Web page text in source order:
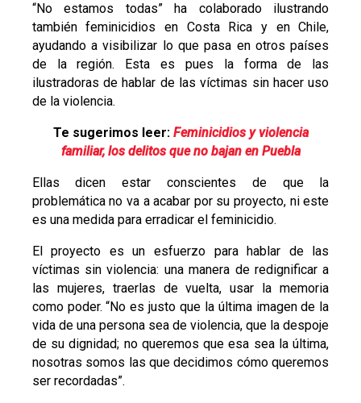
“No estamos todas” ha colaborado ilustrando
también feminicidios en Costa Rica y en Chile,
ayudando a visibilizar lo que pasa en otros países
de la región. Esta es pues la forma de las
ilustradoras de hablar de las víctimas sin hacer uso
de la violencia.
Te sugerimos leer: Feminicidios y violencia
familiar, los delitos que no bajan en Puebla
Ellas dicen estar conscientes de que la
problemática no va a acabar por su proyecto, ni este
es una medida para erradicar el feminicidio.
El proyecto es un esfuerzo para hablar de las
víctimas sin violencia: una manera de redignificar a
las mujeres, traerlas de vuelta, usar la memoria
como poder. “No es justo que la última imagen de la
vida de una persona sea de violencia, que la despoje
de su dignidad; no queremos que esa sea la última,
nosotras somos las que decidimos cómo queremos
ser recordadas”.